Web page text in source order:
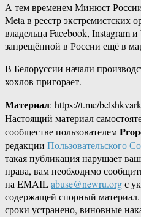
А тем временем Минюст
Meta в реестр экстремистских
владельца Facebook, Instagram
запрещённой в России ещё в
В Белоруссии начали
хохлов пригорает.
Материал: https://t.me/
Настоящий материал
сообществе пользователем
редакции Пользовательского
такая публикация нарушает
права, вам необходимо
на EMAILabuse@newru.orgс
содержащей спорный
сроки устранено, виновные